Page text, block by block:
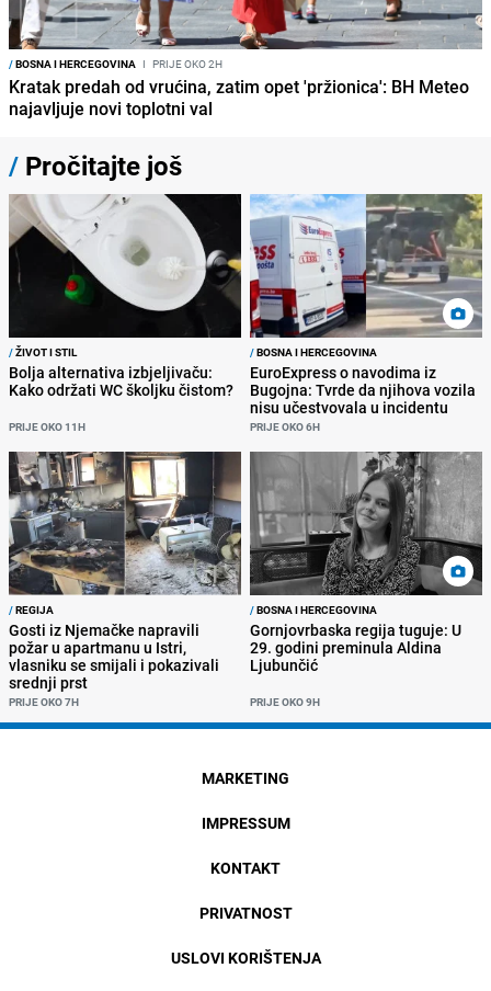
/BOSNA I HERCEGOVINA I PRIJE OKO 2H
Kratak predah od vrućina, zatim opet 'pržionica': BH Meteo
najavljuje novi toplotni val
/ Pročitajte još
/ŽIVOT I STIL
Bolja alternativa izbjeljivaču:
Kako održati WC školjku čistom?
PRIJE OKO 11H
/BOSNA I HERCEGOVINA
EuroExpress o navodima iz
Bugojna: Tvrde da njihova vozila
nisu učestvovala u incidentu
PRIJE OKO 6H
/REGIJA
Gosti iz Njemačke napravili
požar u apartmanu u Istri,
vlasniku se smijali i pokazivali
srednji prst
PRIJE OKO 7H
/BOSNA I HERCEGOVINA
Gornjovrbaska regija tuguje: U
29. godini preminula Aldina
Ljubunčić
PRIJE OKO 9H
MARKETING
IMPRESSUM
KONTAKT
PRIVATNOST
USLOVI KORIŠTENJA